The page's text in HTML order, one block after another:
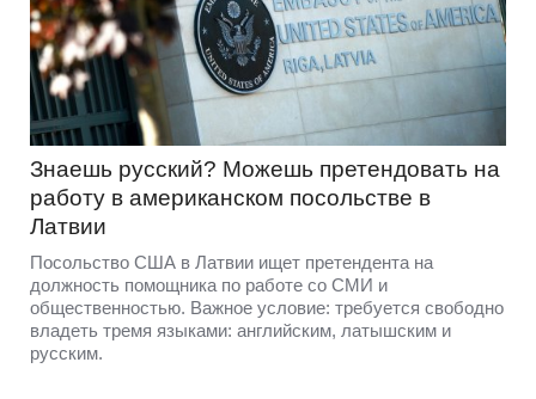
Знаешь русский? Можешь претендовать на
работу в американском посольстве в
Латвии
Посольство США в Латвии ищет претендента на
должность помощника по работе со СМИ и
общественностью. Важное условие: требуется свободно
владеть тремя языками: английским, латышским и
русским.